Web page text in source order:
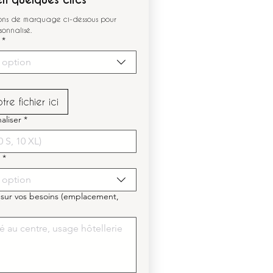
de marquage ci-dessous pour
*
option
fichier ici
*
*
option
vos besoins (emplacement,